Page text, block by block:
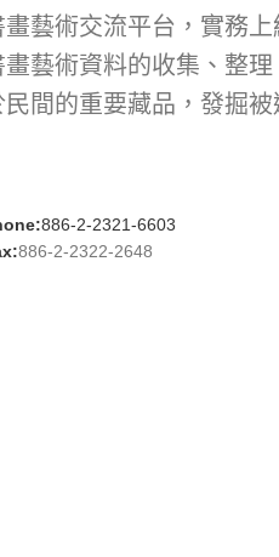
畫藝術交流平台，實務
藝術資料的收集、整
間的重要藏品，發掘
886-2-2321-6603
886-2-2322-2648